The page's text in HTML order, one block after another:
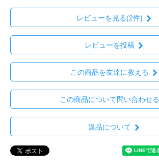
レビューを見る(2件)
レビューを投稿
この商品を友達に教える
この商品について問い合わせる
返品について